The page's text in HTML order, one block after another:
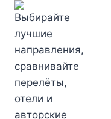
Перейти
содержимому